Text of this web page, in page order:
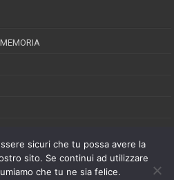
sicuri che tu possa avere la
sito. Se continui ad utilizzare
che tu ne sia felice.